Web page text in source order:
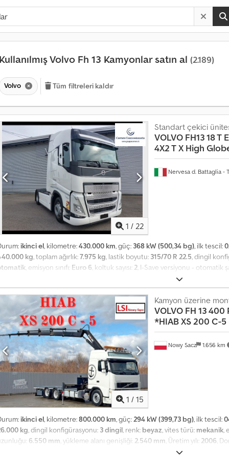
Kullanılmış Volvo Fh 13 Kamyonlar satın al (2.189)
Volvo Tüm filtreleri kaldır
1 / 22
Nervesa d. Battaglia -
Standart çekici
VOLVO FH13 18 T
4X2 T X High
ikinci el, kilometre:430.000 km, güç: 368 kW (500,34 bg), ilk tescil:
kg, toplam ağırlık:7.975 kg, lastik boyutu: 315/70 R 22.5, dingil
, emisyon sınıfı: Euro 6, koltuk sayısı: 2, I-Save versiyonu - otomatik
deposu 405 l - AdBlue deposu 90 l - cruise control, eco tork - güneşlik -
kadar asistan paketi Crsdpfxeyudu Te Aavjf
1 / 15
Nowy Sacz 1.656 km
Kamyon üzerine
VOLVO FH 13
*HIAB XS 200 C-5
ikinci el, kilometre:800.000 km, güç:294 kW (399,73 bg), ilk tescil:
kg, dingil konfigürasyonu: 3 dingil, renk: beyaz, vites türü: mekanik,
6.550 mm, yükleme alanı genişliği: 2.540 mm, Üretim yılı: 2006,
6x2 Platform 6,55 m + VİNÇ Kazası Yok İyi Durumda! ? ÜRETİM YILI: 2006 ?
y
l
ı
k
1
4
0
.
0
0
a
z
l
a